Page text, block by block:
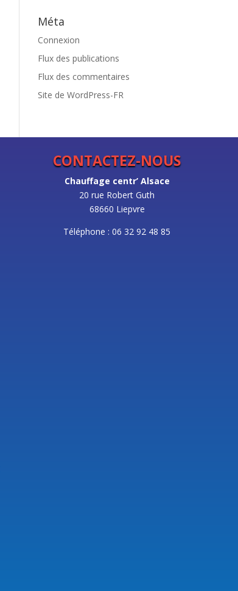
Méta
Connexion
Flux des publications
Flux des commentaires
Site de WordPress-FR
CONTACTEZ-NOUS
Chauffage centr’ Alsace
20 rue Robert Guth
68660 Liepvre
Téléphone : 06 32 92 48 85